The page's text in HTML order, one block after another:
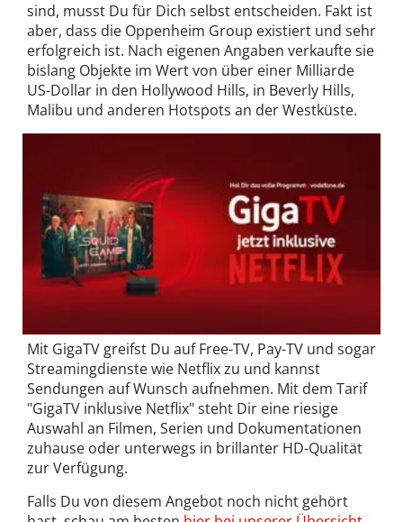
sind, musst Du für Dich selbst entscheiden. Fakt ist
aber, dass die Oppenheim Group existiert und sehr
erfolgreich ist. Nach eigenen Angaben verkaufte sie
bislang Objekte im Wert von über einer Milliarde
US-Dollar in den Hollywood Hills, in Beverly Hills,
Malibu und anderen Hotspots an der Westküste.
Mit GigaTV greifst Du auf Free-TV, Pay-TV und sogar
Streamingdienste wie Netflix zu und kannst
Sendungen auf Wunsch aufnehmen. Mit dem Tarif
"GigaTV inklusive Netflix" steht Dir eine riesige
Auswahl an Filmen, Serien und Dokumentationen
zuhause oder unterwegs in brillanter HD-Qualität
zur Verfügung.
Falls Du von diesem Angebot noch nicht gehört